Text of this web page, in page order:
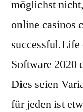
möglichst
online casinos
Software 2020
Dies seien
für jeden ist